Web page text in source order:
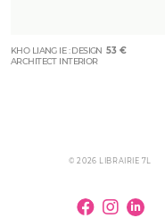
KHO LIANG IE : DESIGN
ARCHITECT INTERIOR
53 €
© 2026 LIBRAIRIE 7L